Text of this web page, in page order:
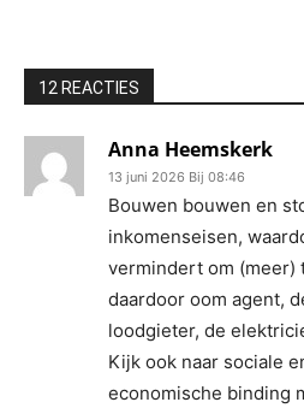
12 REACTIES
Anna Heemskerk
13 juni 2026 Bij 08:46
Bouwen bouwen en
inkomenseisen,
vermindert om (meer)
daardoor oom agent,
loodgieter, de
Kijk ook naar sociale
economische binding